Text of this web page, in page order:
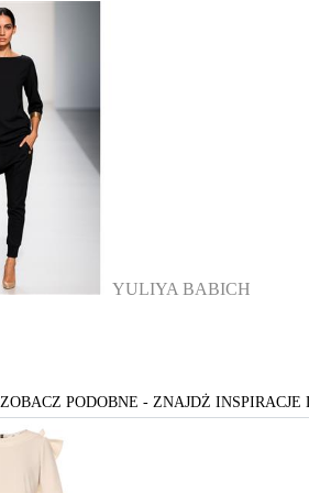
YULIYA BABICH
ZOBACZ PODOBNE - ZNAJDŻ INSPIRACJE